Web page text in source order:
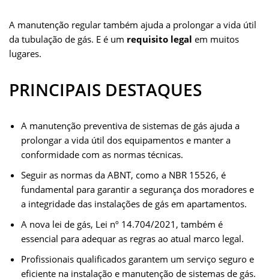
A manutenção regular também ajuda a prolongar a vida útil
da tubulação de gás. E é um requisito legal em muitos
lugares.
PRINCIPAIS DESTAQUES
A manutenção preventiva de sistemas de gás ajuda a
prolongar a vida útil dos equipamentos e manter a
conformidade com as normas técnicas.
Seguir as normas da ABNT, como a NBR 15526, é
fundamental para garantir a segurança dos moradores e
a integridade das instalações de gás em apartamentos.
A nova lei de gás, Lei nº 14.704/2021, também é
essencial para adequar as regras ao atual marco legal.
Profissionais qualificados garantem um serviço seguro e
eficiente na instalação e manutenção de sistemas de gás.